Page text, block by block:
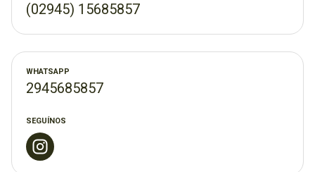
(02945) 15685857
WHATSAPP
2945685857
SEGUÍNOS